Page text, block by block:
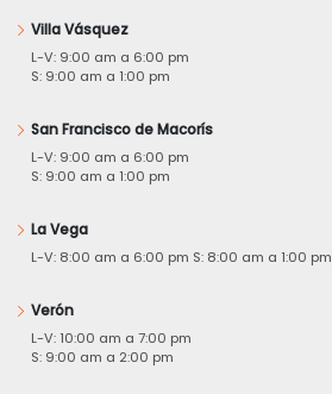
Villa Vásquez
L-V: 9:00 am a 6:00 pm
S: 9:00 am a 1:00 pm
San Francisco de Macorís
L-V: 9:00 am a 6:00 pm
S: 9:00 am a 1:00 pm
La Vega
L-V: 8:00 am a 6:00 pm S: 8:00 am a 1:00 pm
Verón
L-V: 10:00 am a 7:00 pm
S: 9:00 am a 2:00 pm